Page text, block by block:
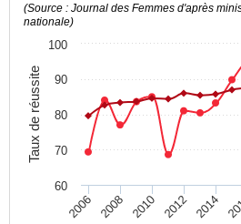
Taux de réussite
(Source : Journal des Femmes d'après
nationale)
2006 2008 2010 2012 2014
60
70
80
90
100